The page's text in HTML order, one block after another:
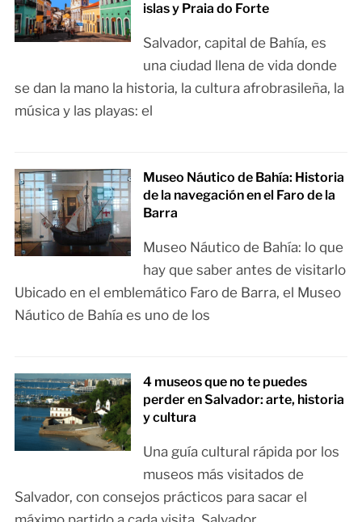
islas y Praia do Forte
Salvador, capital de Bahía, es
una ciudad llena de vida donde
se dan la mano la historia, la cultura afrobrasileña, la
música y las playas: el
Museo Náutico de Bahía: Historia
de la navegación en el Faro de la
Barra
Museo Náutico de Bahía: lo que
hay que saber antes de visitarlo
Ubicado en el emblemático Faro de Barra, el Museo
Náutico de Bahía es uno de los
4 museos que no te puedes
perder en Salvador: arte, historia
y cultura
Una guía cultural rápida por los
museos más visitados de
Salvador, con consejos prácticos para sacar el